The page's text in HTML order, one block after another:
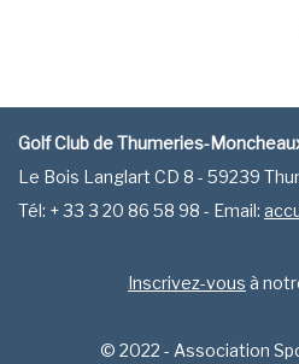
Golf Club de Thumeries-
Le Bois Langlart CD 8 - 59239
Tél: + 33 3 20 86 58 98 - Email:
Inscrivez-vous à
© 2022 - Association